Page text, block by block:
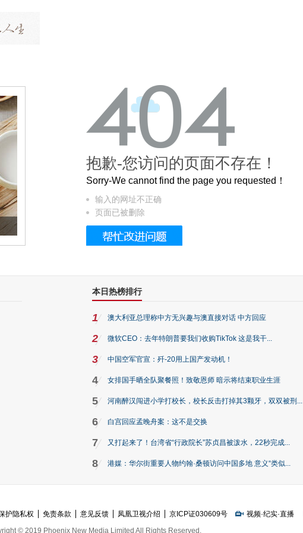
被列入佛家七宝的它到底有多美？
抱歉-您访问的页面不存在！
Sorry-We cannot find the page you requested！
输入的网址不正确
页面已被删除
本日热榜排行
1 澳大利亚总理称中方无兴趣与澳直接对话 中方回应
2 微软CEO：去年特朗普要我们收购TikTok 这是我干...
3 中国空军官宣：歼-20用上国产发动机！
4 女排国手晒全队聚餐照！致敬恩师 暗示将结束职业生涯
5 河南醉汉闯进小学打校长，校长反击打掉其3颗牙，双双被刑...
6 白宫回应孟晚舟案：这不是交换
7 又打起来了！台湾省“行政院长”苏贞昌被泼水，22秒完成...
8 港媒：华尔街重要人物约翰·桑顿访问中国多地 意义“类似...
护隐私权 免责条款 意见反馈 凤凰卫视介绍 京ICP证030609号 视频·纪实·直播
© 2019 Phoenix New Media Limited All Rights Reserved.